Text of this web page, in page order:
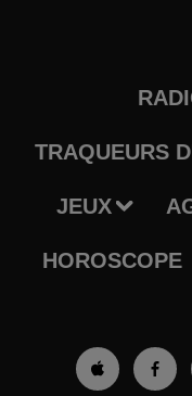
TRAQUEURS
JEUX
HOROSCOPE